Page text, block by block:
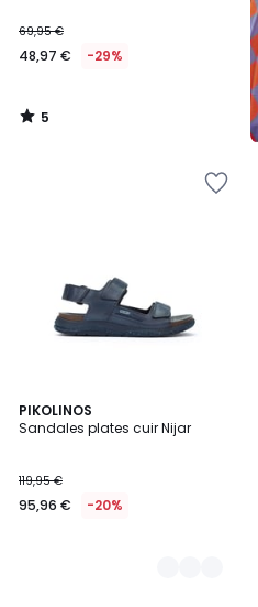
69,95 €
48,97 € -29%
5
/
PIKOLINOS
Sandales plates cuir Nijar
119,95 €
95,96 € -20%
2
Couleurs